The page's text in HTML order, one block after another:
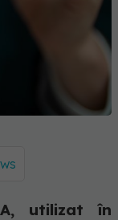
utilizat în